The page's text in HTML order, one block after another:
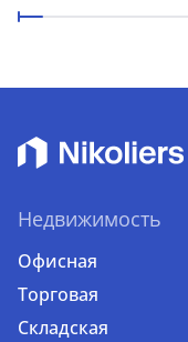
Недвижимость
Офисная
Торговая
Складская